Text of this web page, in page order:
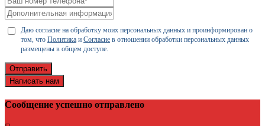
Даю согласие на обработку моих персональных данных и проинформирован о
том, что Политика и Согласие в отношении обработки персональных данных
размещены в общем доступе.
Отправить
Написать нам
Сообщение успешно отправлено